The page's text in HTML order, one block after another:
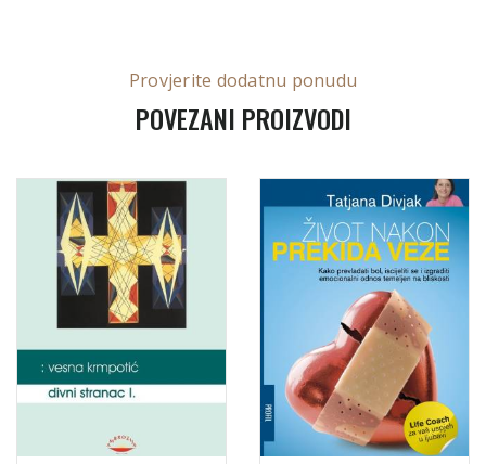
Provjerite dodatnu ponudu
POVEZANI PROIZVODI